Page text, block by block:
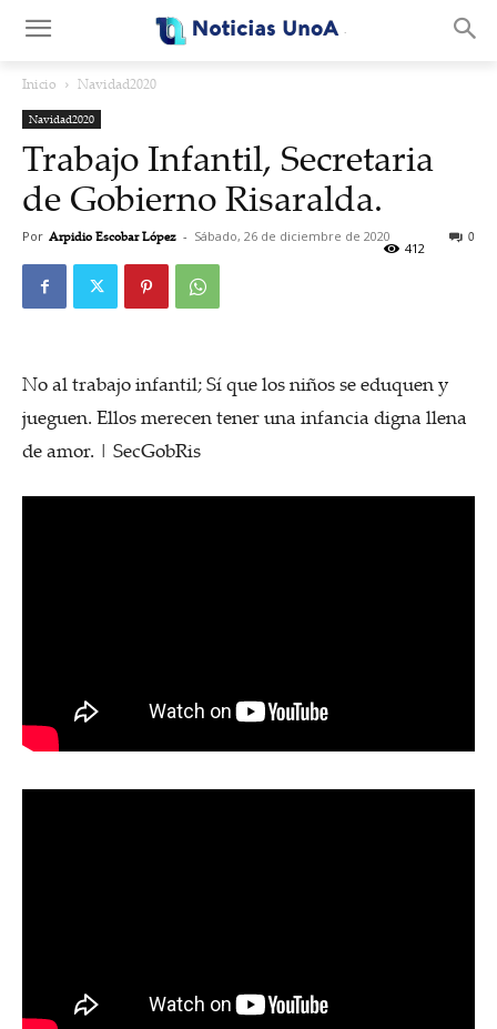
Inicio Navidad2020
Navidad2020
Trabajo Infantil, Secretaria
de Gobierno Risaralda.
Por Arpidio Escobar López - Sábado, 26 de diciembre de 2020 0
412
No al trabajo infantil; Sí que los niños se eduquen y
jueguen. Ellos merecen tener una infancia digna llena
de amor. | SecGobRis